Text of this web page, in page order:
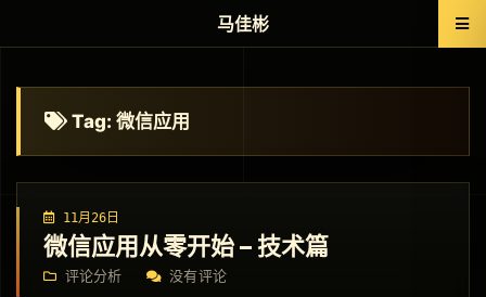
Tag: 微信应用
11月26日
微信应用从零开始 – 技术篇
评论分析 没有评论
马佳彬